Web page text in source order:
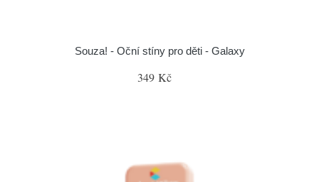
Souza! - Oční stíny pro děti - Galaxy
349 Kč